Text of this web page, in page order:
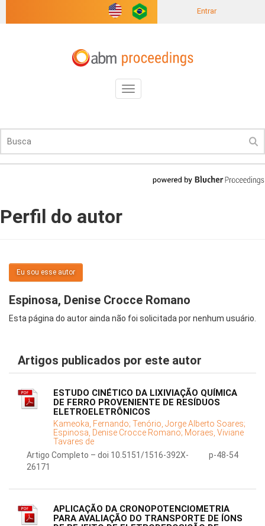
Entrar
Toggle
navigation
Perfil do autor
Eu sou esse autor
Espinosa, Denise Crocce Romano
Esta página do autor ainda não foi solicitada por nenhum usuário.
Artigos publicados por este autor
ESTUDO CINÉTICO DA LIXIVIAÇÃO QUÍMICA
DE FERRO PROVENIENTE DE RESÍDUOS
ELETROELETRÔNICOS
Kameoka, Fernando; Tenório, Jorge Alberto Soares;
Espinosa, Denise Crocce Romano; Moraes, Viviane
Tavares de
Artigo Completo – doi 10.5151/1516-392X-
26171
p-48-54
APLICAÇÃO DA CRONOPOTENCIOMETRIA
PARA AVALIAÇÃO DO TRANSPORTE DE ÍONS